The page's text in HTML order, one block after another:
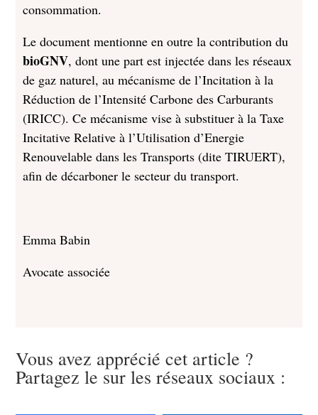
consommation.
Le document mentionne en outre la contribution du
bioGNV, dont une part est injectée dans les réseaux
de gaz naturel, au mécanisme de l’Incitation à la
Réduction de l’Intensité Carbone des Carburants
(IRICC). Ce mécanisme vise à substituer à la Taxe
Incitative Relative à l’Utilisation d’Energie
Renouvelable dans les Transports (dite TIRUERT),
afin de décarboner le secteur du transport.
Emma Babin
Avocate associée
Vous avez apprécié cet article ?
Partagez le sur les réseaux sociaux :